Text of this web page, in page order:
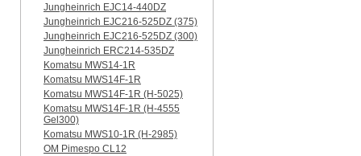
Jungheinrich EJC14-440DZ
Jungheinrich EJC216-525DZ (375)
Jungheinrich EJC216-525DZ (300)
Jungheinrich ERC214-535DZ
Komatsu MWS14-1R
Komatsu MWS14F-1R
Komatsu MWS14F-1R (H-5025)
Komatsu MWS14F-1R (H-4555
Gel300)
Komatsu MWS10-1R (Н-2985)
OM Pimespo CL12